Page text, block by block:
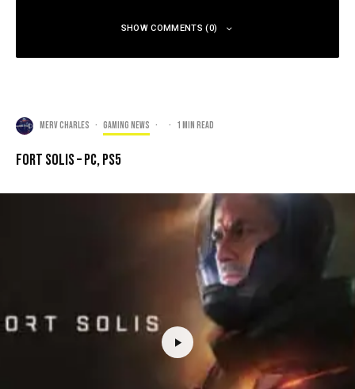
SHOW COMMENTS (0)
Merv Charles · Gaming news · · 1 min read
Fort Solis – PC, PS5